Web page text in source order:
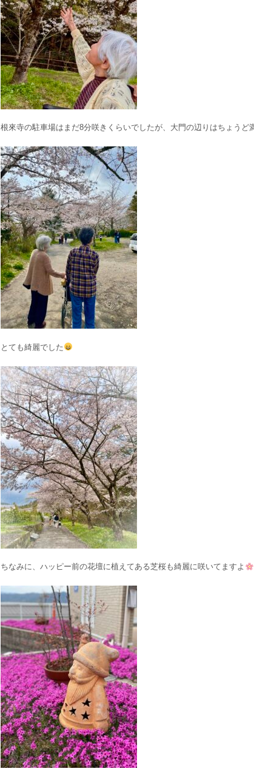
根來寺の駐車場はまだ8分咲きくらいでしたが、大門の辺りはちょうど
とても綺麗でした
ちなみに、ハッピー前の花壇に植えてある芝桜も綺麗に咲いてますよ